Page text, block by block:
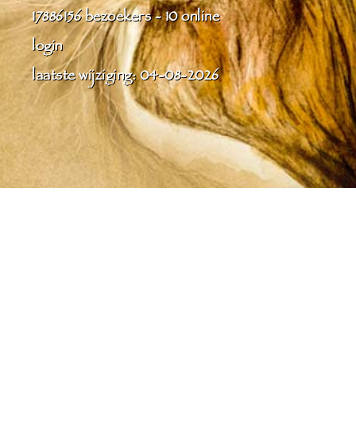
17886156bezoekers - 10 online
login
laatste wijziging: 04-08-2026